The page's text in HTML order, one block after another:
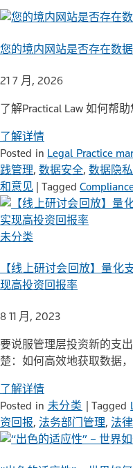
您的境内网站是否存在数据
21 7 月, 2026
了解Practical Law 如何帮
了解详情
Posted in Legal Practice
践管理, 数据安全, 数据隐私
和意见 | Tagged
未分类
【线上研讨会回放】量化
现高投资回报率
8 11 月, 2023
要说服管理层投资新的支
楚：如何高效地获取数据，
了解详情
Posted in 未分类 |Tagged
资回报, 法务部门管理, 法